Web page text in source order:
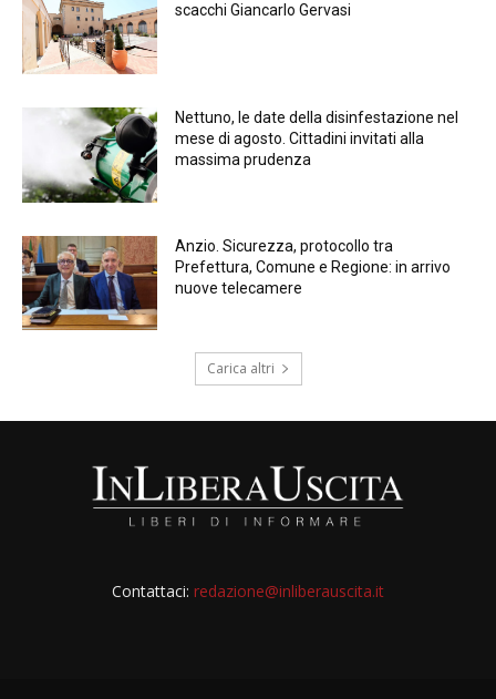
scacchi Giancarlo Gervasi
Nettuno, le date della disinfestazione nel
mese di agosto. Cittadini invitati alla
massima prudenza
Anzio. Sicurezza, protocollo tra
Prefettura, Comune e Regione: in arrivo
nuove telecamere
Carica altri
Contattaci: redazione@inliberauscita.it